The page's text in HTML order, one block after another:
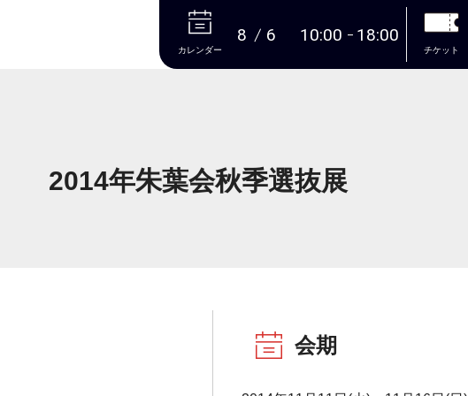
本文へ
カレンダー
8 6 10:00 18:00
チケット
2014年朱葉会秋季選抜展
会期